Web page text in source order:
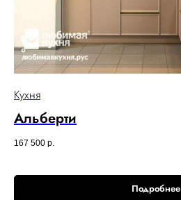
Кухня
Альберти
167 500 р.
Подробнее